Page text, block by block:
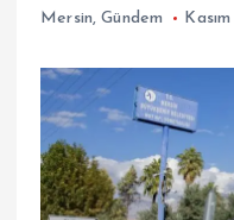
Mersin,Gündem